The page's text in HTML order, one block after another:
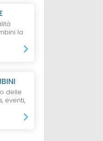
la
delle
eventi,